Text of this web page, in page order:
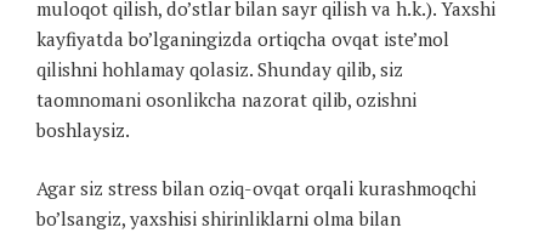
muloqot qilish, do’stlar bilan sayr qilish va h.k.). Yaxshi
kayfiyatda bo’lganingizda ortiqcha ovqat iste’mol
qilishni hohlamay qolasiz. Shunday qilib, siz
taomnomani osonlikcha nazorat qilib, ozishni
boshlaysiz.
Agar siz stress bilan oziq-ovqat orqali kurashmoqchi
bo’lsangiz, yaxshisi shirinliklarni olma bilan